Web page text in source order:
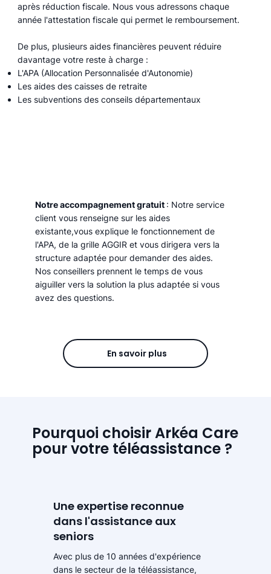
après réduction fiscale. Nous vous adressons chaque
année l'attestation fiscale qui permet le remboursement.
De plus, plusieurs aides financières peuvent réduire
davantage votre reste à charge :
L'APA (Allocation Personnalisée d'Autonomie)
Les aides des caisses de retraite
Les subventions des conseils départementaux
Notre accompagnement gratuit : Notre service
client vous renseigne sur les aides
existante,vous explique le fonctionnement de
l'APA, de la grille AGGIR et vous dirigera vers la
structure adaptée pour demander des aides.
Nos conseillers prennent le temps de vous
aiguiller vers la solution la plus adaptée si vous
avez des questions.
En savoir plus
Pourquoi choisir Arkéa Care
pour votre téléassistance ?
Une expertise reconnue
dans l'assistance aux
seniors
Avec plus de 10 années d'expérience
dans le secteur de la téléassistance,